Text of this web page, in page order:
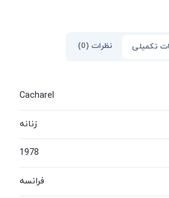
تکمیلی نظرات (0)
Cacharel
زنانه
1978
فرانسه